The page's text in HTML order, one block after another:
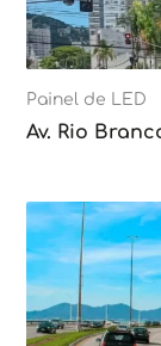
Painel de LED
Av. Rio